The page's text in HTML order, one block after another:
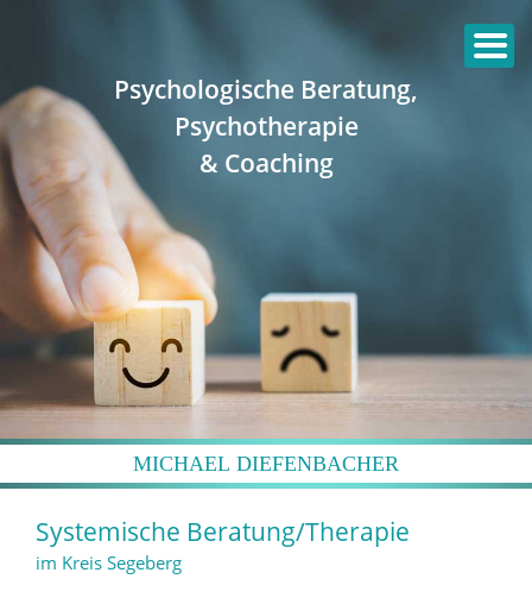
Psychologische Beratung,
Psychotherapie
& Coaching
MICHAEL DIEFENBACHER
Systemische Beratung/Therapie
im Kreis Segeberg